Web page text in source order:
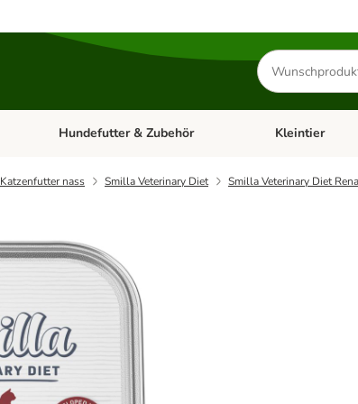
Produkte
suchen
Kategorie-Menü öffnen: Katzenfutter & Zubehör
Hundefutter & Zubehör Kategorie-
Kleintier
Katzenfutter nass Smilla Veterinary Diet Smilla Veterinary Diet